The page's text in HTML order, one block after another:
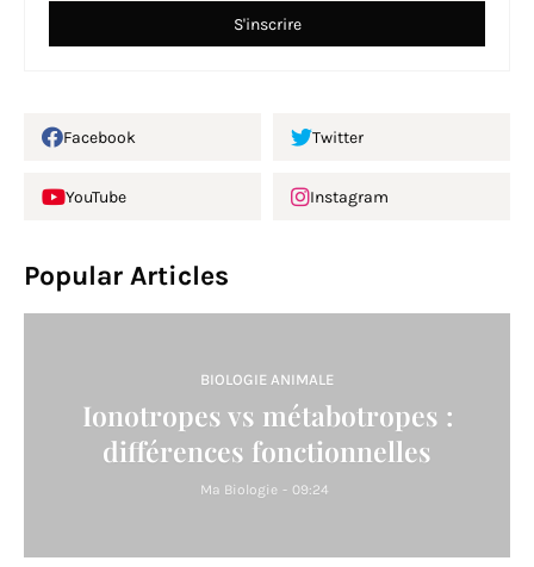
Facebook Twitter
YouTube Instagram
Popular Articles
BIOLOGIE ANIMALE
Ionotropes vs métabotropes :
différences fonctionnelles
Ma Biologie - 09:24